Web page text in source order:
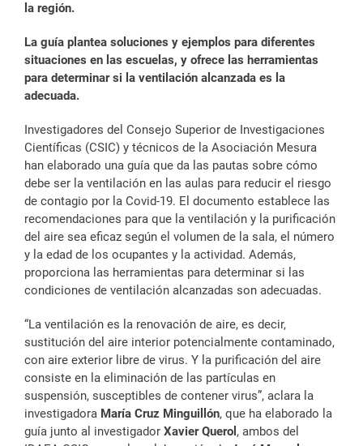
la región.
La guía plantea soluciones y ejemplos para diferentes
situaciones en las escuelas, y ofrece las herramientas
para determinar si la ventilación alcanzada es la
adecuada.
Investigadores del Consejo Superior de Investigaciones
Científicas (CSIC) y técnicos de la Asociación Mesura
han elaborado una guía que da las pautas sobre cómo
debe ser la ventilación en las aulas para reducir el riesgo
de contagio por la Covid-19. El documento establece las
recomendaciones para que la ventilación y la purificación
del aire sea eficaz según el volumen de la sala, el número
y la edad de los ocupantes y la actividad. Además,
proporciona las herramientas para determinar si las
condiciones de ventilación alcanzadas son adecuadas.
“La ventilación es la renovación de aire, es decir,
sustitución del aire interior potencialmente contaminado,
con aire exterior libre de virus. Y la purificación del aire
consiste en la eliminación de las partículas en
suspensión, susceptibles de contener virus”, aclara la
investigadora María Cruz Minguillón, que ha elaborado la
guía junto al investigador Xavier Querol , ambos del